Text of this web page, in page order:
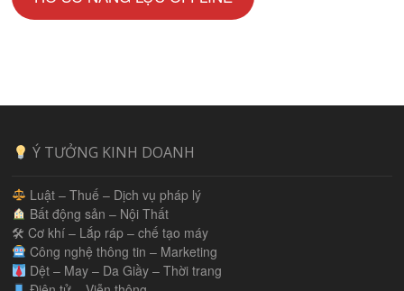
Ý TƯỞNG KINH DOANH
Luật – Thuế – Dịch vụ pháp lý
Bất động sản – Nội Thất
🛠 Cơ khí – Lắp ráp – chế tạo máy
Công nghệ thông tin – Marketing
Dệt – May – Da Giầy – Thời trang